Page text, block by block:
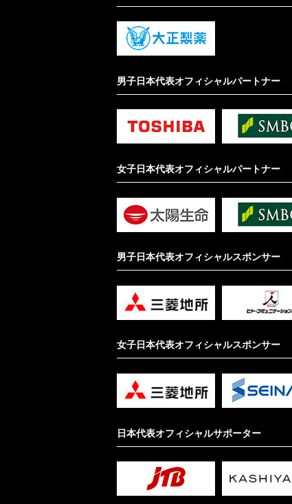
男子日本代表オフィシャルパートナー
女子日本代表オフィシャルパートナー
男子日本代表オフィシャルスポンサー
女子日本代表オフィシャルスポンサー
日本代表オフィシャルサポーター